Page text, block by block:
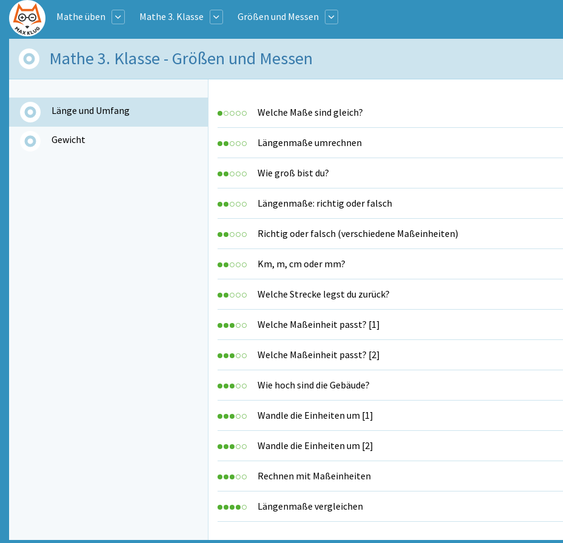
Mathe üben Mathe 3. Klasse Größen und Messen
Mathe 3. Klasse - Größen und Messen
Länge und Umfang
Gewicht
Welche Maße sind gleich?
Längenmaße umrechnen
Wie groß bist du?
Längenmaße: richtig oder falsch
Richtig oder falsch (verschiedene Maßeinheiten)
Km, m, cm oder mm?
Welche Strecke legst du zurück?
Welche Maßeinheit passt? [1]
Welche Maßeinheit passt? [2]
Wie hoch sind die Gebäude?
Wandle die Einheiten um [1]
Wandle die Einheiten um [2]
Rechnen mit Maßeinheiten
Längenmaße vergleichen